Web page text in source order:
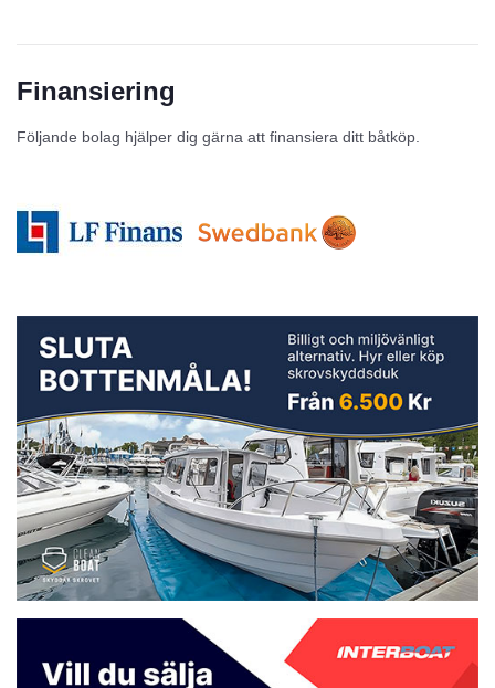
Finansiering
Följande bolag hjälper dig gärna att finansiera ditt båtköp.